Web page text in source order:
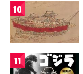
10
11